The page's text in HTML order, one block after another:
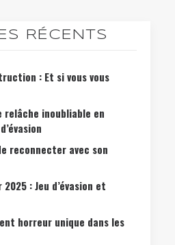
RÉCENTS
: Et si vous vous
relâche inoubliable en
reconnecter avec son
: Jeu d’évasion et
horreur unique dans les